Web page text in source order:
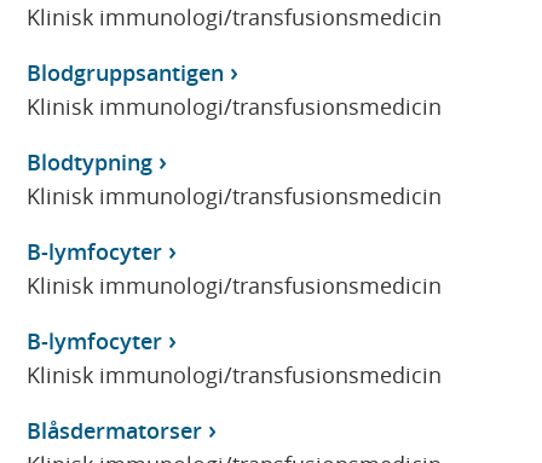
Klinisk immunologi/transfusionsmedicin
Blodgruppsantigen
Klinisk immunologi/transfusionsmedicin
Blodtypning
Klinisk immunologi/transfusionsmedicin
B-lymfocyter
Klinisk immunologi/transfusionsmedicin
B-lymfocyter
Klinisk immunologi/transfusionsmedicin
Blåsdermatorser